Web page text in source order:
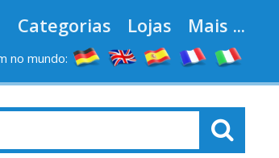
Categorias Lojas Mais ...
no mundo: